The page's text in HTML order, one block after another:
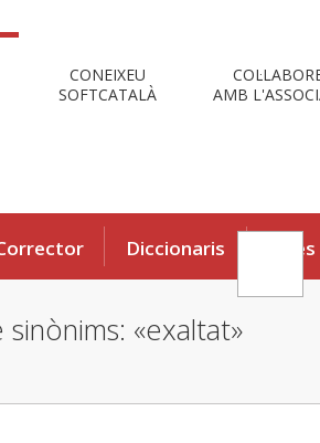
CONEIXEU
SOFTCATALÀ
AMB
Diccionaris Eines
«exaltat»